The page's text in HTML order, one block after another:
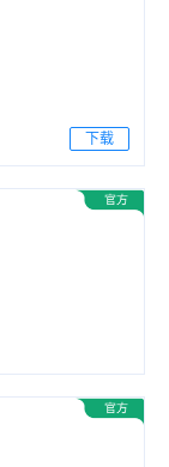
下载